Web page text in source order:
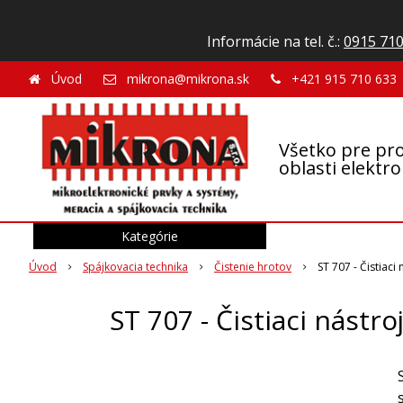
Informácie na tel. č.: 0915
Všetko pre
oblasti
Úvod mikrona@mikrona.sk +421 915 710 633
Úvod Spájkovacia technika Čistenie hrotov ST 707 -
ST 707 - Čistiaci
Kategórie